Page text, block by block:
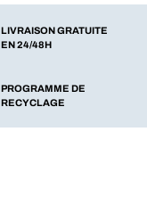
LIVRAISON GRATUITE
EN 24/48H
PROGRAMME DE
RECYCLAGE